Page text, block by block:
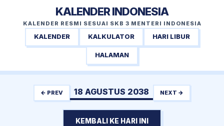
KALENDER INDONESIA
KALENDER RESMI SESUAI SKB 3 MENTERI INDONESIA
KALENDER KALKULATOR HARI LIBUR
HALAMAN
← PREV 18 AGUSTUS 2038 NEXT →
KEMBALI KE HARI INI